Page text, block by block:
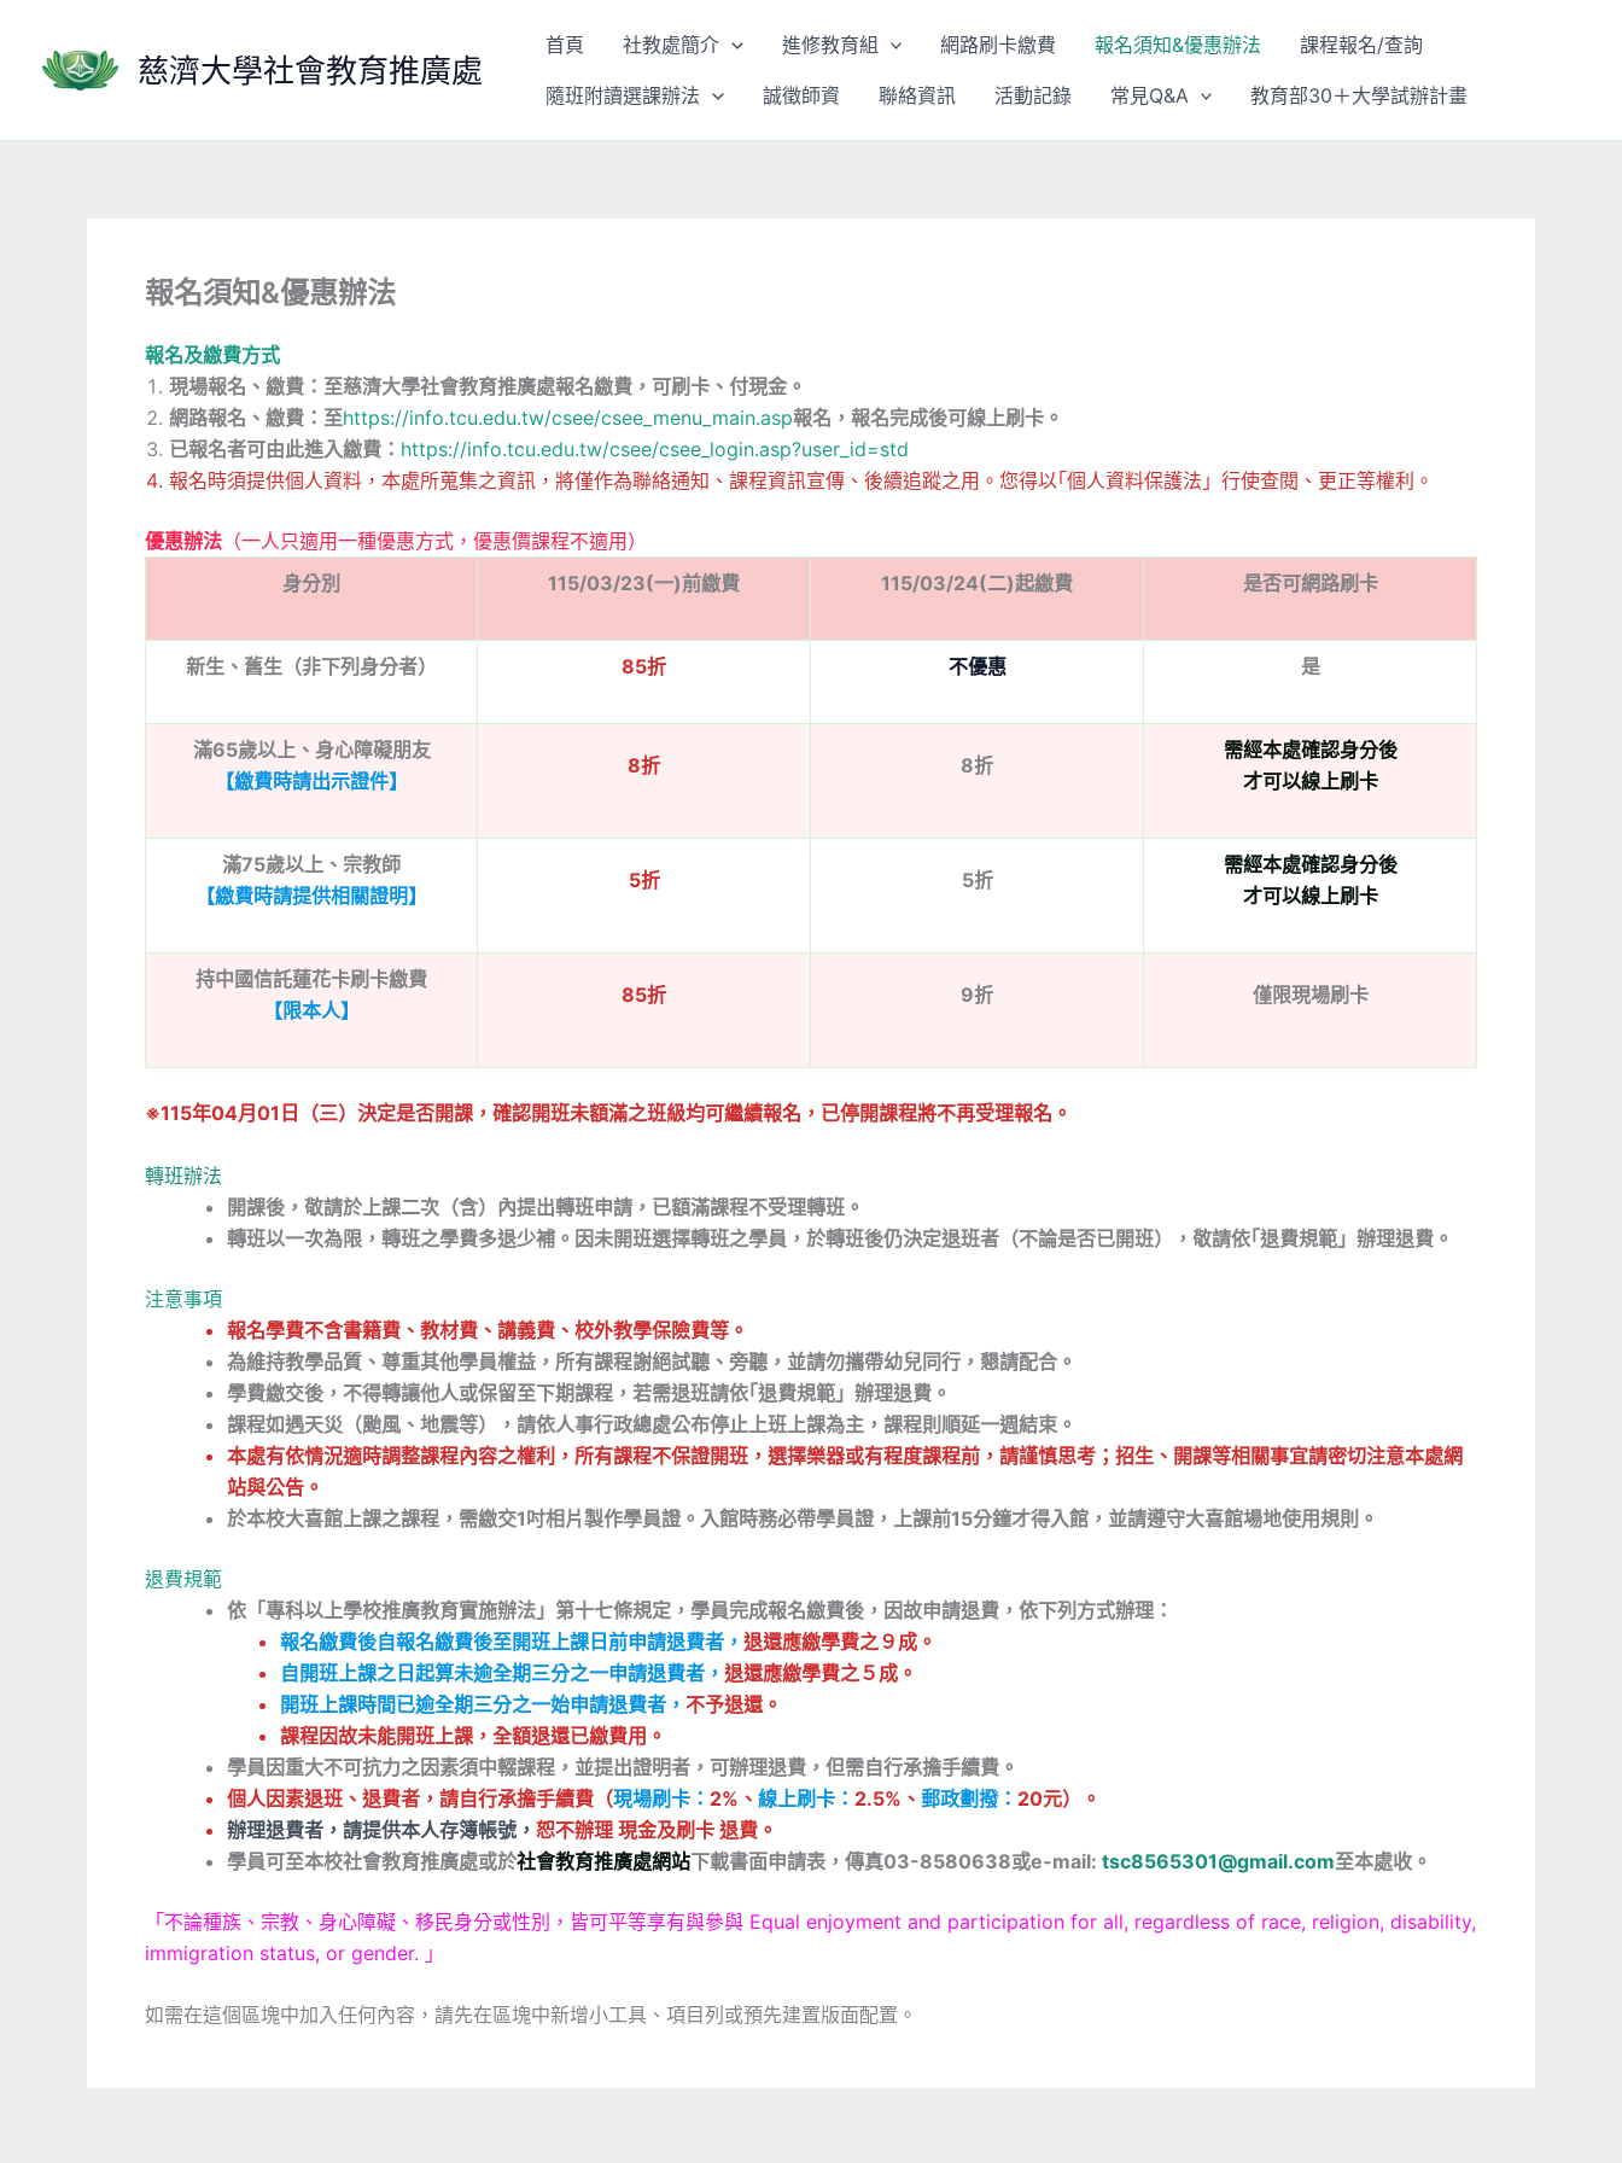
內
慈濟大學社會教育推廣處
首頁 社教處簡介 進修教育組 網路刷卡繳費 報名須知&優惠辦法 課程報名/查詢
隨班附讀選課辦法 誠徵師資 聯絡資訊 活動記錄 常見Q&A 教育部30＋大學試辦計畫
報名須知&優惠辦法
報名及繳費方式
現場報名、繳費：至慈濟大學社會教育推廣處報名繳費， 可刷卡、付現金。
網路報名 、繳費 ：至https://info.tcu.edu.tw/csee/csee_menu_main.asp報名，報名完成後可線上刷卡。
已報名者可由此進入繳費： https://info.tcu.edu.tw/csee/csee_login.asp?user_id=std
報名時須提供個人資料，本處所蒐集之資訊，將僅作為聯絡通知、課程資訊宣傳、後續追蹤之用。您得以｢個人資料保護法」行使查閱、更正等權利。
優惠辦法 （一人只適用一種優惠方式，優惠價課程不適用）
身分別
115/03/23(一)前繳費 115/03/24(二)起繳費 是否可網路刷卡
新生、舊生（非下列身分者） 85折 不優惠 是
滿65歲以上、身心障礙朋友
【繳費時請出示證件】
8折 8折
需經本處確認身分後
才可以線上刷卡
滿75歲以上、宗教師
【繳費時請提供相關證明】
5折 5折
需經本處確認身分後
才可以線上刷卡
持中國信託蓮花卡刷卡繳費
【限本人】
85折 9折 僅限現場刷卡
※115年04月01日（三）決定是否開課，確認開班未額滿之班級均可繼續報名，已停開課程將不再受理報名。
轉班辦法
開課後，敬請於上課二次（含）內提出轉班申請，已額滿課程不受理轉班。
轉班以一次為限，轉班之學費多退少補。因未開班選擇轉班之學員，於轉班後仍決定退班者（不論是否已開班），敬請依｢退費規範」辦理退費。
注意事項
報名學費不含書籍費、教材費、講義費、校外教學保險費等。
為維持教學品質、尊重其他學員權益，所有課程謝絕試聽、旁聽，並請勿攜帶幼兒同行，懇請配合。
學費繳交後，不得轉讓他人或保留至下期課程，若需退班請依｢退費規範」辦理退費。
課程如遇天災（颱風、地震等），請依人事行政總處公布停止上班上課為主，課程則順延一週結束。
本處有依情況適時調整課程內容之權利，所有課程不保證開班，選擇樂器或有程度課程前，請謹慎思考；招生、開課等相關事宜請密切注意本處網
站與公告。
於本校大喜館上課之課程，需繳交1吋相片製作學員證。入館時務必帶學員證，上課前15分鐘才得入館，並請遵守大喜館場地使用規則。
退費規範
依「專科以上學校推廣教育實施辦法」第十七條規定，學員完成報名繳費後，因故申請退費，依下列 方式辦理：
報名繳費後自報名繳費後至開班上課日前申請退費者， 退還應繳學費之９成。
自開班上課之日起算未逾全期三分之一申請退費者， 退還應繳學費之５成。
開班上課時間已逾全期三分之一始申請退費者， 不予退還。
課程因故未能開班上課，全額退還已繳費用。
學員因重大不可抗力之因素須中輟課程， 並提出證明者，可辦理退費，但需自行承擔手續費。
個人因素退班、退費者，請自行承擔手續費（現場刷卡： 2%、 線上刷卡： 2.5%、 郵政劃撥： 20元）。
辦理退費者， 請提供本人存簿帳號， 恕不辦理 現金及刷卡 退費。
學員可至本校社會教育推廣處或於社會教育推廣處網站下載書面申請表， 傳真03-8580638或e-mail: tsc8565301@gmail.com至本處收。
「不論種族、宗教、身心障礙、移民身分或性別，皆可平等享有與參與 Equal enjoyment and participation for all, regardless of race, religion, disability,
immigration status, or gender. 」
如需在這個區塊中加入任何內容，請先在區塊中新增小工具、項目列或預先建置版面配置。